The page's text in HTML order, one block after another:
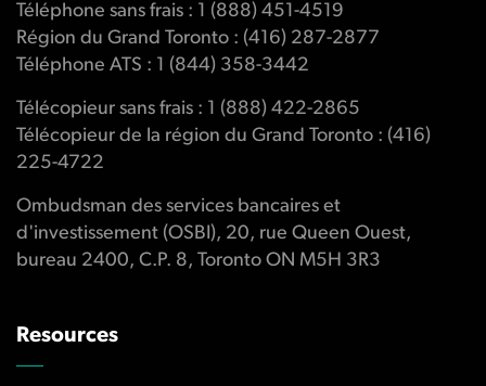
Téléphone sans frais : 1 (888) 451-4519
Région du Grand Toronto : (416) 287-2877
Téléphone ATS : 1 (844) 358-3442
Télécopieur sans frais : 1 (888) 422-2865
Télécopieur de la région du Grand Toronto : (416)
225-4722
Ombudsman des services bancaires et
d'investissement (OSBI), 20, rue Queen Ouest,
bureau 2400, C.P. 8, Toronto ON M5H 3R3
Resources